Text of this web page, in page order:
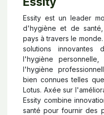
Essity est un leader
d'hygiène et de
pays à travers le
solutions innovantes
l'hygiène
l'hygiène
bien connues telles
Lotus. Axée sur
Essity combine
santé pour fournir des